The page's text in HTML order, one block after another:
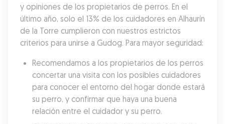
y opiniones de los propietarios de perros. En el
último año, solo el 13% de los cuidadores en Alhaurín
de la Torre cumplieron con nuestros estrictos
criterios para unirse a Gudog. Para mayor seguridad:
Recomendamos a los propietarios de los perros
concertar una visita con los posibles cuidadores
para conocer el entorno del hogar donde estará
su perro, y confirmar que haya una buena
relación entre el cuidador y su perro.